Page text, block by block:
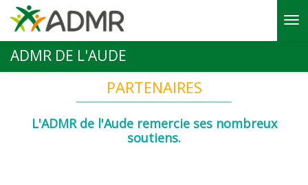
Aller au contenu principal
ADMR DE L'AUDE
PARTENAIRES
L'ADMR de l'Aude remercie ses nombreux
soutiens.